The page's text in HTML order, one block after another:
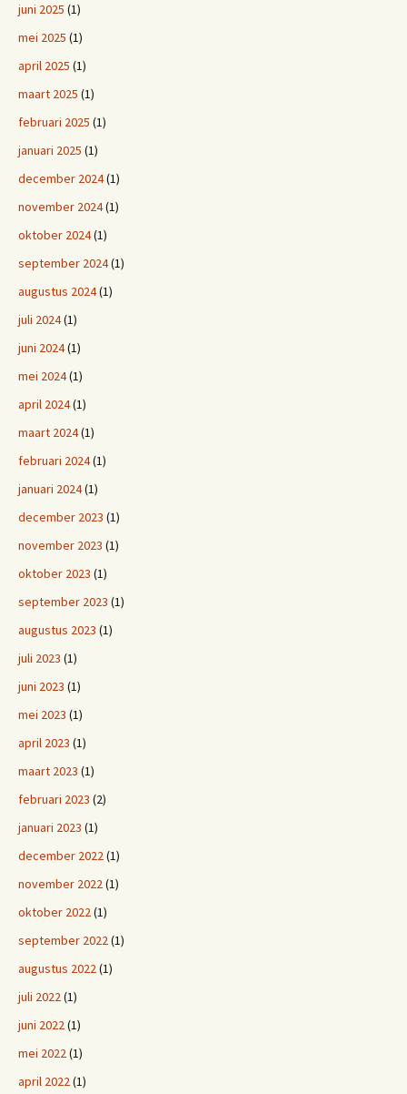
juni 2025 (1)
mei 2025 (1)
april 2025 (1)
maart 2025 (1)
februari 2025 (1)
januari 2025 (1)
december 2024(1)
november 2024(1)
oktober 2024(1)
september 2024(1)
augustus 2024(1)
juli 2024(1)
juni 2024(1)
mei 2024(1)
april 2024(1)
maart 2024(1)
februari 2024(1)
januari 2024(1)
december 2023 (1)
november 2023 (1)
oktober 2023 (1)
september 2023 (1)
augustus 2023 (1)
juli 2023 (1)
juni 2023 (1)
mei 2023 (1)
april 2023 (1)
maart 2023 (1)
februari 2023 (2)
januari 2023 (1)
december 2022(1)
november 2022(1)
oktober 2022(1)
september 2022(1)
augustus 2022(1)
juli 2022(1)
juni 2022(1)
mei 2022(1)
april 2022(1)